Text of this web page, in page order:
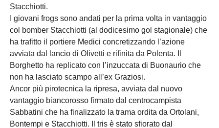
Stacchiotti.
I giovani frogs sono andati per la prima volta in vantaggio
col bomber Stacchiotti (al dodicesimo gol stagionale) che
ha trafitto il portiere Medici concretizzando l’azione
avviata dal lancio di Olivetti e rifinita da Polenta. Il
Borghetto ha replicato con l’inzuccata di Buonaurio che
non ha lasciato scampo all’ex Graziosi.
Ancor più pirotecnica la ripresa, avviata dal nuovo
vantaggio biancorosso firmato dal centrocampista
Sabbatini che ha finalizzato la trama ordita da Ortolani,
Bontempi e Stacchiotti. Il tris è stato sfiorato dal